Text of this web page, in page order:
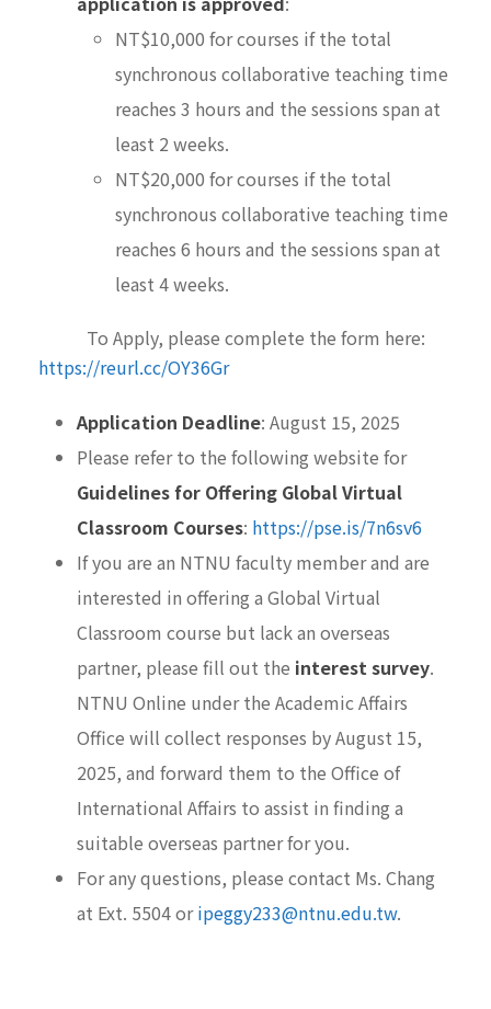
NT$10,000 for courses if the total
synchronous collaborative teaching time
reaches 3 hours and the sessions span at
least 2 weeks.
NT$20,000 for courses if the total
synchronous collaborative teaching time
reaches 6 hours and the sessions span at
least 4 weeks.
To Apply, please complete the form here:
https://reurl.cc/OY36Gr
Application Deadline: August 15, 2025
Please refer to the following website for
Guidelines for Offering Global Virtual
Classroom Courses: https://pse.is/7n6sv6
If you are an NTNU faculty member and are
interested in offering a Global Virtual
Classroom course but lack an overseas
partner, please fill out the interest survey.
NTNU Online under the Academic Affairs
Office will collect responses by August 15,
2025, and forward them to the Office of
International Affairs to assist in finding a
suitable overseas partner for you.
For any questions, please contact Ms. Chang
at Ext. 5504 oripeggy233@ntnu.edu.tw.